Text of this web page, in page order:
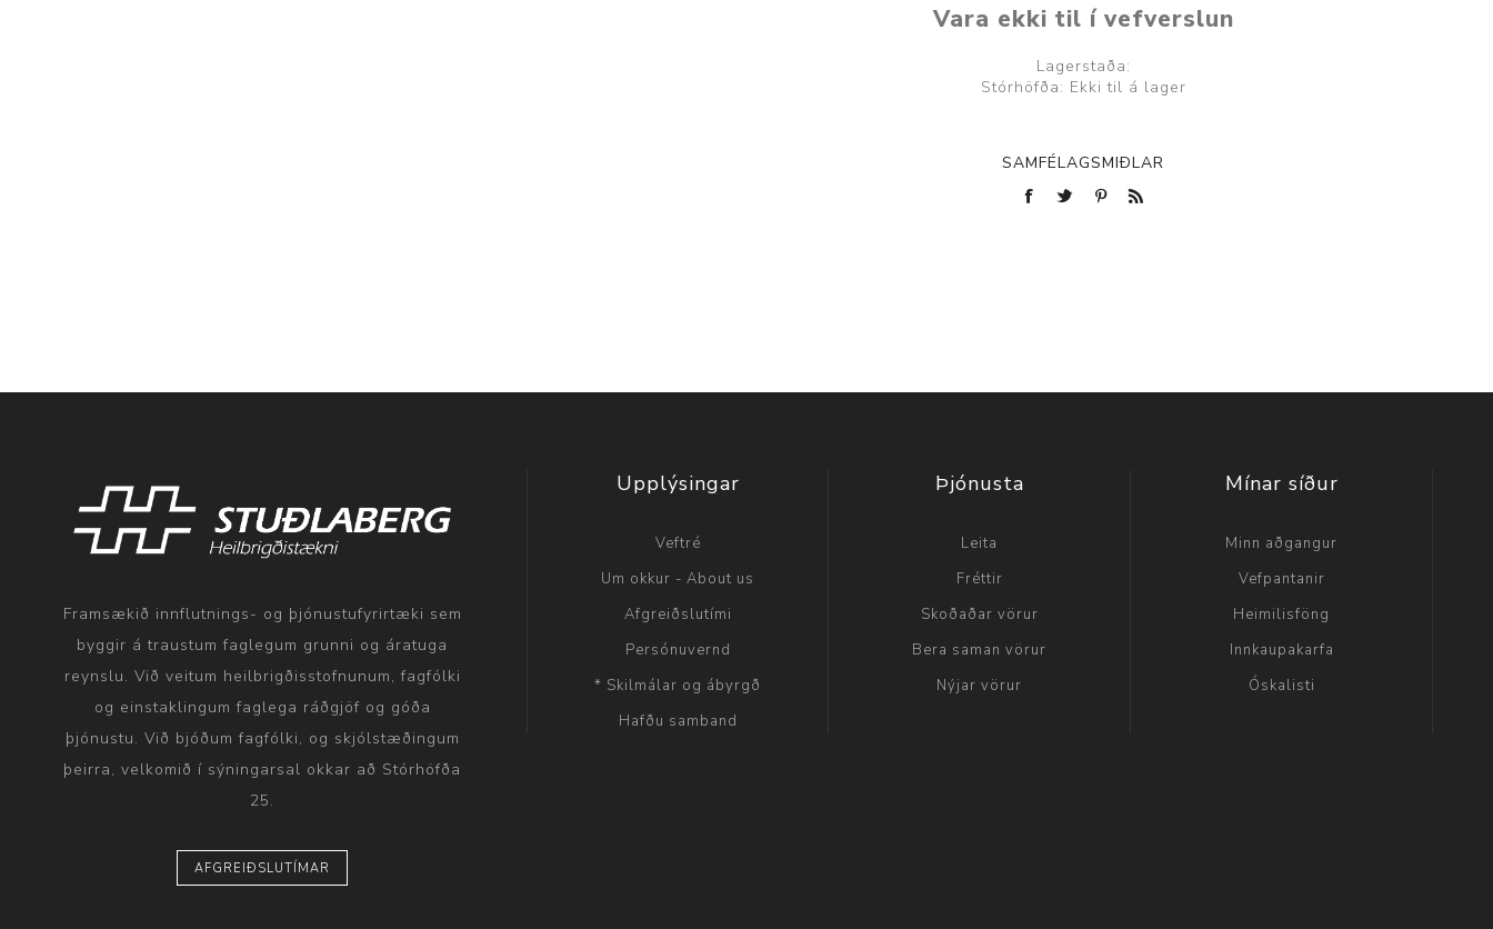
Vara ekki til í vefverslun
Lagerstaða:
Stórhöfða: Ekki til á lager
SAMFÉLAGSMIÐLAR
Framsækið innflutnings- og þjónustufyrirtæki sem
byggir á traustum faglegum grunni og áratuga
reynslu. Við veitum heilbrigðisstofnunum, fagfólki
og einstaklingum faglega ráðgjöf og góða
þjónustu. Við bjóðum fagfólki, og skjólstæðingum
þeirra, velkomið í sýningarsal okkar að Stórhöfða
25.
AFGREIÐSLUTÍMAR
Upplýsingar
Veftré
Um okkur - About us
Afgreiðslutími
Persónuvernd
* Skilmálar og ábyrgð
Hafðu samband
Þjónusta
Leita
Fréttir
Skoðaðar vörur
Bera saman vörur
Nýjar vörur
Mínar síður
Minn aðgangur
Vefpantanir
Heimilisföng
Innkaupakarfa
Óskalisti